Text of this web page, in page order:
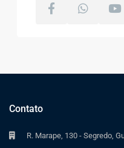
Contato
R. Marape, 130 - Segredo,